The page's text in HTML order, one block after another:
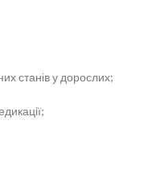
станів у дорослих;